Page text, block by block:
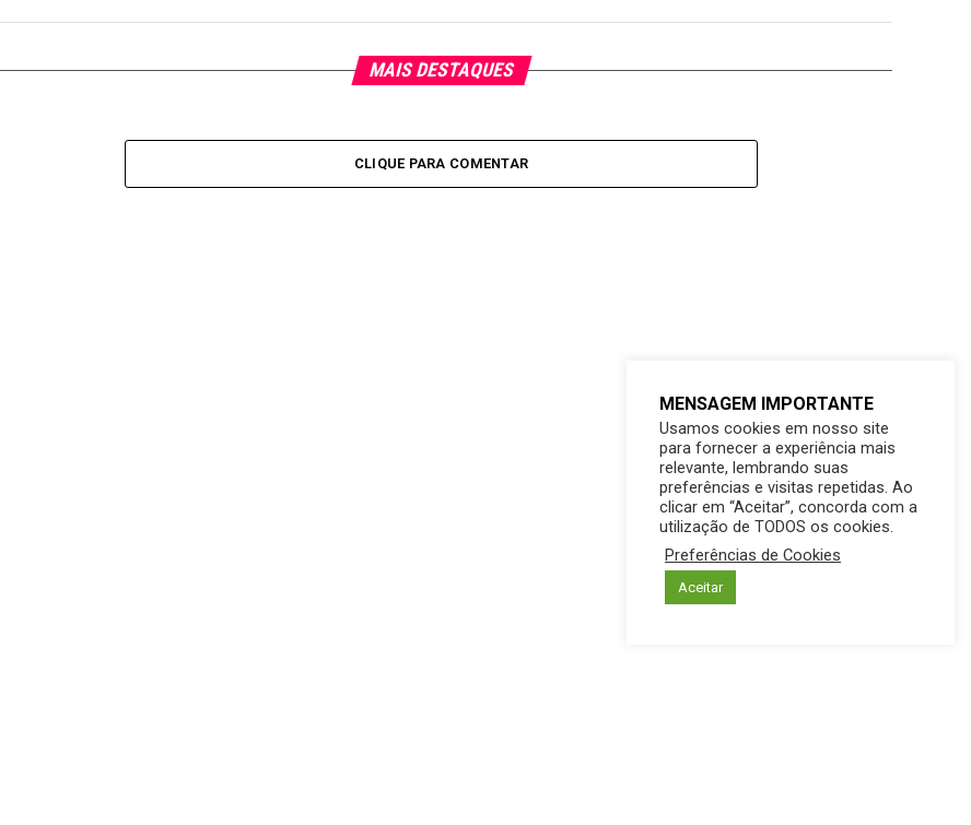
MAIS DESTAQUES
CLIQUE PARA COMENTAR
MENSAGEM IMPORTANTE
Usamos cookies em nosso site
para fornecer a experiência mais
relevante, lembrando suas
preferências e visitas repetidas. Ao
clicar em “Aceitar”, concorda com a
utilização de TODOS os cookies.
Preferências de Cookies
Aceitar